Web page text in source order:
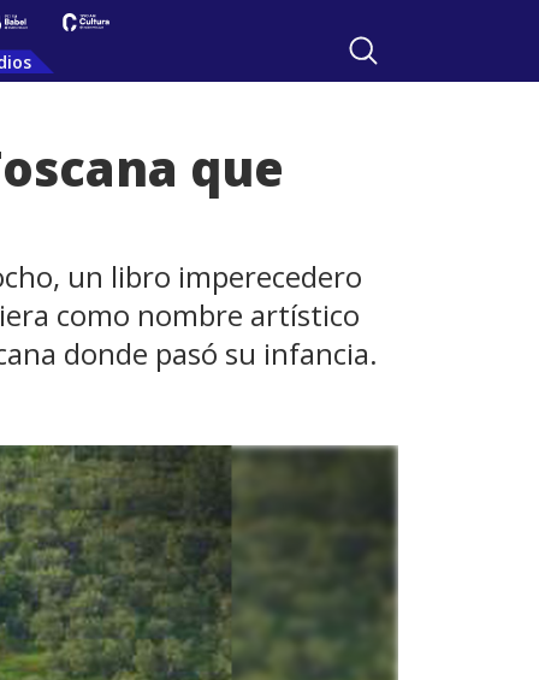
que
un libro imperecedero
como nombre artístico
donde pasó su infancia.